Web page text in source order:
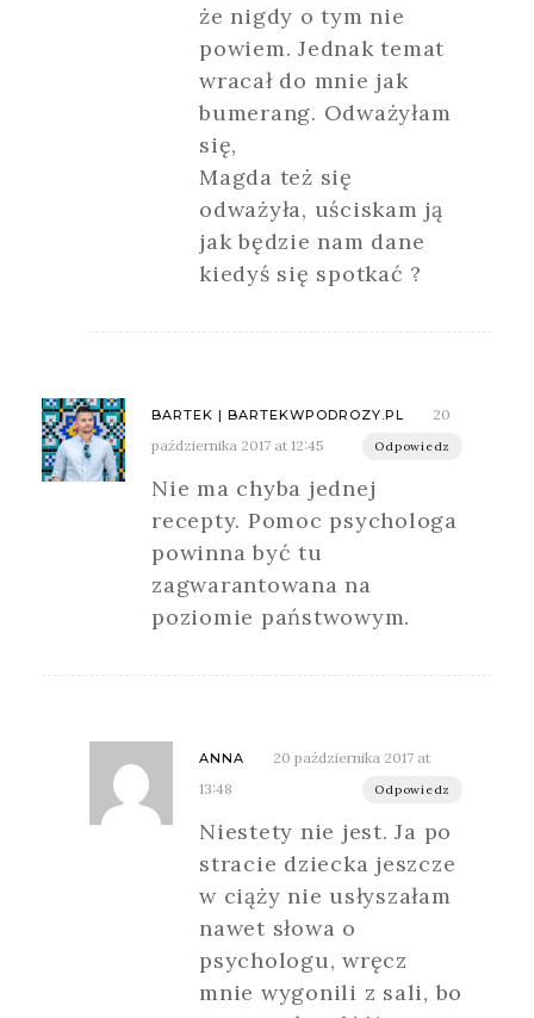
że nigdy o tym nie
powiem. Jednak temat
wracał do mnie jak
bumerang. Odważyłam
się,
Magda też się
odważyła, uściskam ją
jak będzie nam dane
kiedyś się spotkać ?
BARTEK | BARTEKWPODROZY.PL
20
października 2017 at 12:45
Odpowiedz
Nie ma chyba jednej
recepty. Pomoc psychologa
powinna być tu
zagwarantowana na
poziomie państwowym.
ANNA
20 października 2017 at
13:48
Odpowiedz
Niestety nie jest. Ja po
stracie dziecka jeszcze
w ciąży nie usłyszałam
nawet słowa o
psychologu, wręcz
mnie wygonili z sali, bo